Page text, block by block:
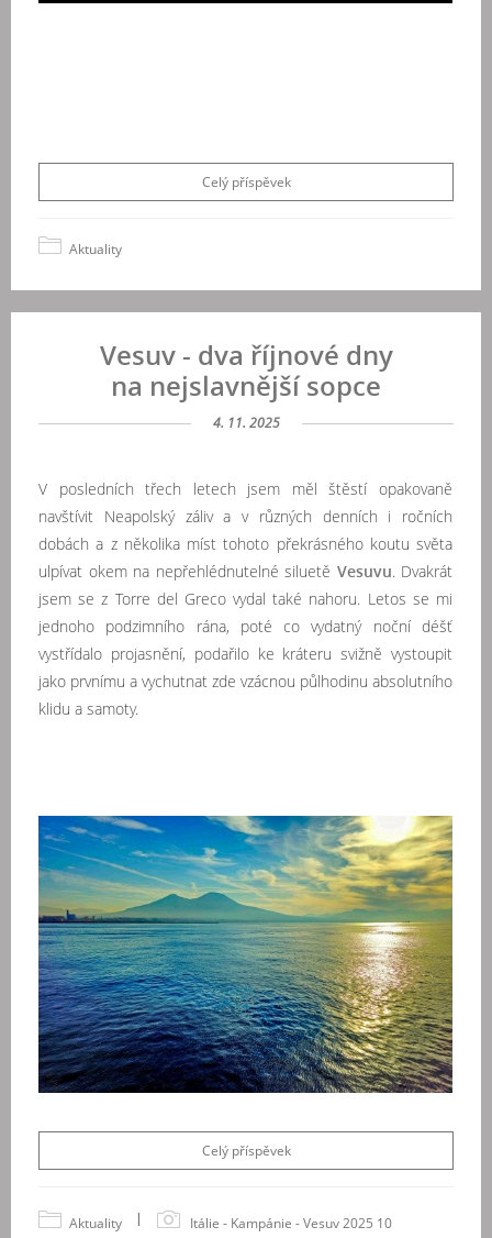
Celý příspěvek
Aktuality
Vesuv - dva říjnové dny
na nejslavnější sopce
4. 11. 2025
V posledních třech letech jsem měl štěstí opakovaně
navštívit Neapolský záliv a v různých denních i ročních
dobách a z několika míst tohoto překrásného koutu světa
ulpívat okem na nepřehlédnutelné siluetě Vesuvu. Dvakrát
jsem se z Torre del Greco vydal také nahoru. Letos se mi
jednoho podzimního rána, poté co vydatný noční déšť
vystřídalo projasnění, podařilo ke kráteru svižně vystoupit
jako prvnímu a vychutnat zde vzácnou půlhodinu absolutního
klidu a samoty.
Celý příspěvek
Aktuality | Itálie - Kampánie - Vesuv 2025 10